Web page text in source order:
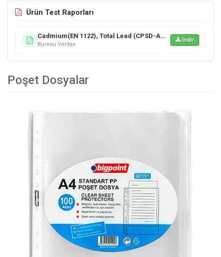
Ürün Test Raporları
Cadmium(EN 1122), Total Lead (CPSD-AN-00196), PAHs (CPSD-AN-00090)
Bureau Veritas
İndir
Poşet Dosyalar